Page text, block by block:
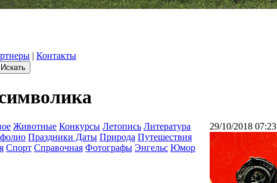
| Контакты
Животные Конкурсы Летопись Литература
Праздники Даты Природа Путешествия
Спорт Справочная Фотографы Энгельс Юмор
29/10/2018 07:23